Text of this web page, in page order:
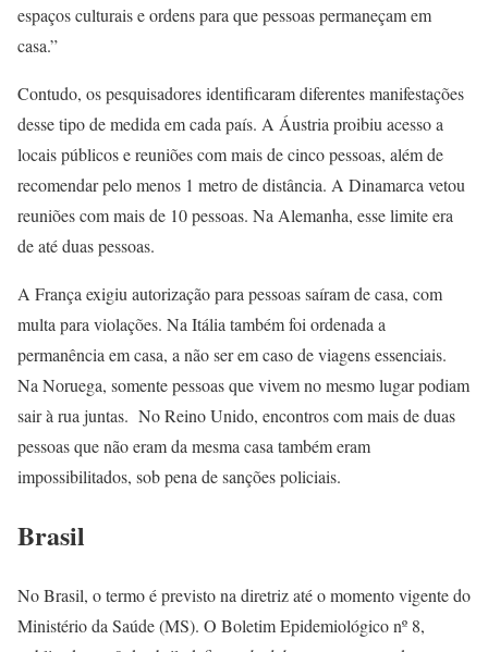
espaços culturais e ordens para que pessoas permaneçam em
casa.”
Contudo, os pesquisadores identificaram diferentes manifestações
desse tipo de medida em cada país. A Áustria proibiu acesso a
locais públicos e reuniões com mais de cinco pessoas, além de
recomendar pelo menos 1 metro de distância. A Dinamarca vetou
reuniões com mais de 10 pessoas. Na Alemanha, esse limite era
de até duas pessoas.
A França exigiu autorização para pessoas saíram de casa, com
multa para violações. Na Itália também foi ordenada a
permanência em casa, a não ser em caso de viagens essenciais.
Na Noruega, somente pessoas que vivem no mesmo lugar podiam
sair à rua juntas. No Reino Unido, encontros com mais de duas
pessoas que não eram da mesma casa também eram
impossibilitados, sob pena de sanções policiais.
Brasil
No Brasil, o termo é previsto na diretriz até o momento vigente do
Ministério da Saúde (MS). O Boletim Epidemiológico nº 8,